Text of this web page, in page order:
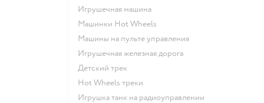
Игрушечная машина
Машинки Hot Wheels
Машины на пульте управления
Игрушечная железная дорога
Детский трек
Hot Wheels треки
Игрушка танк на радиоуправлении